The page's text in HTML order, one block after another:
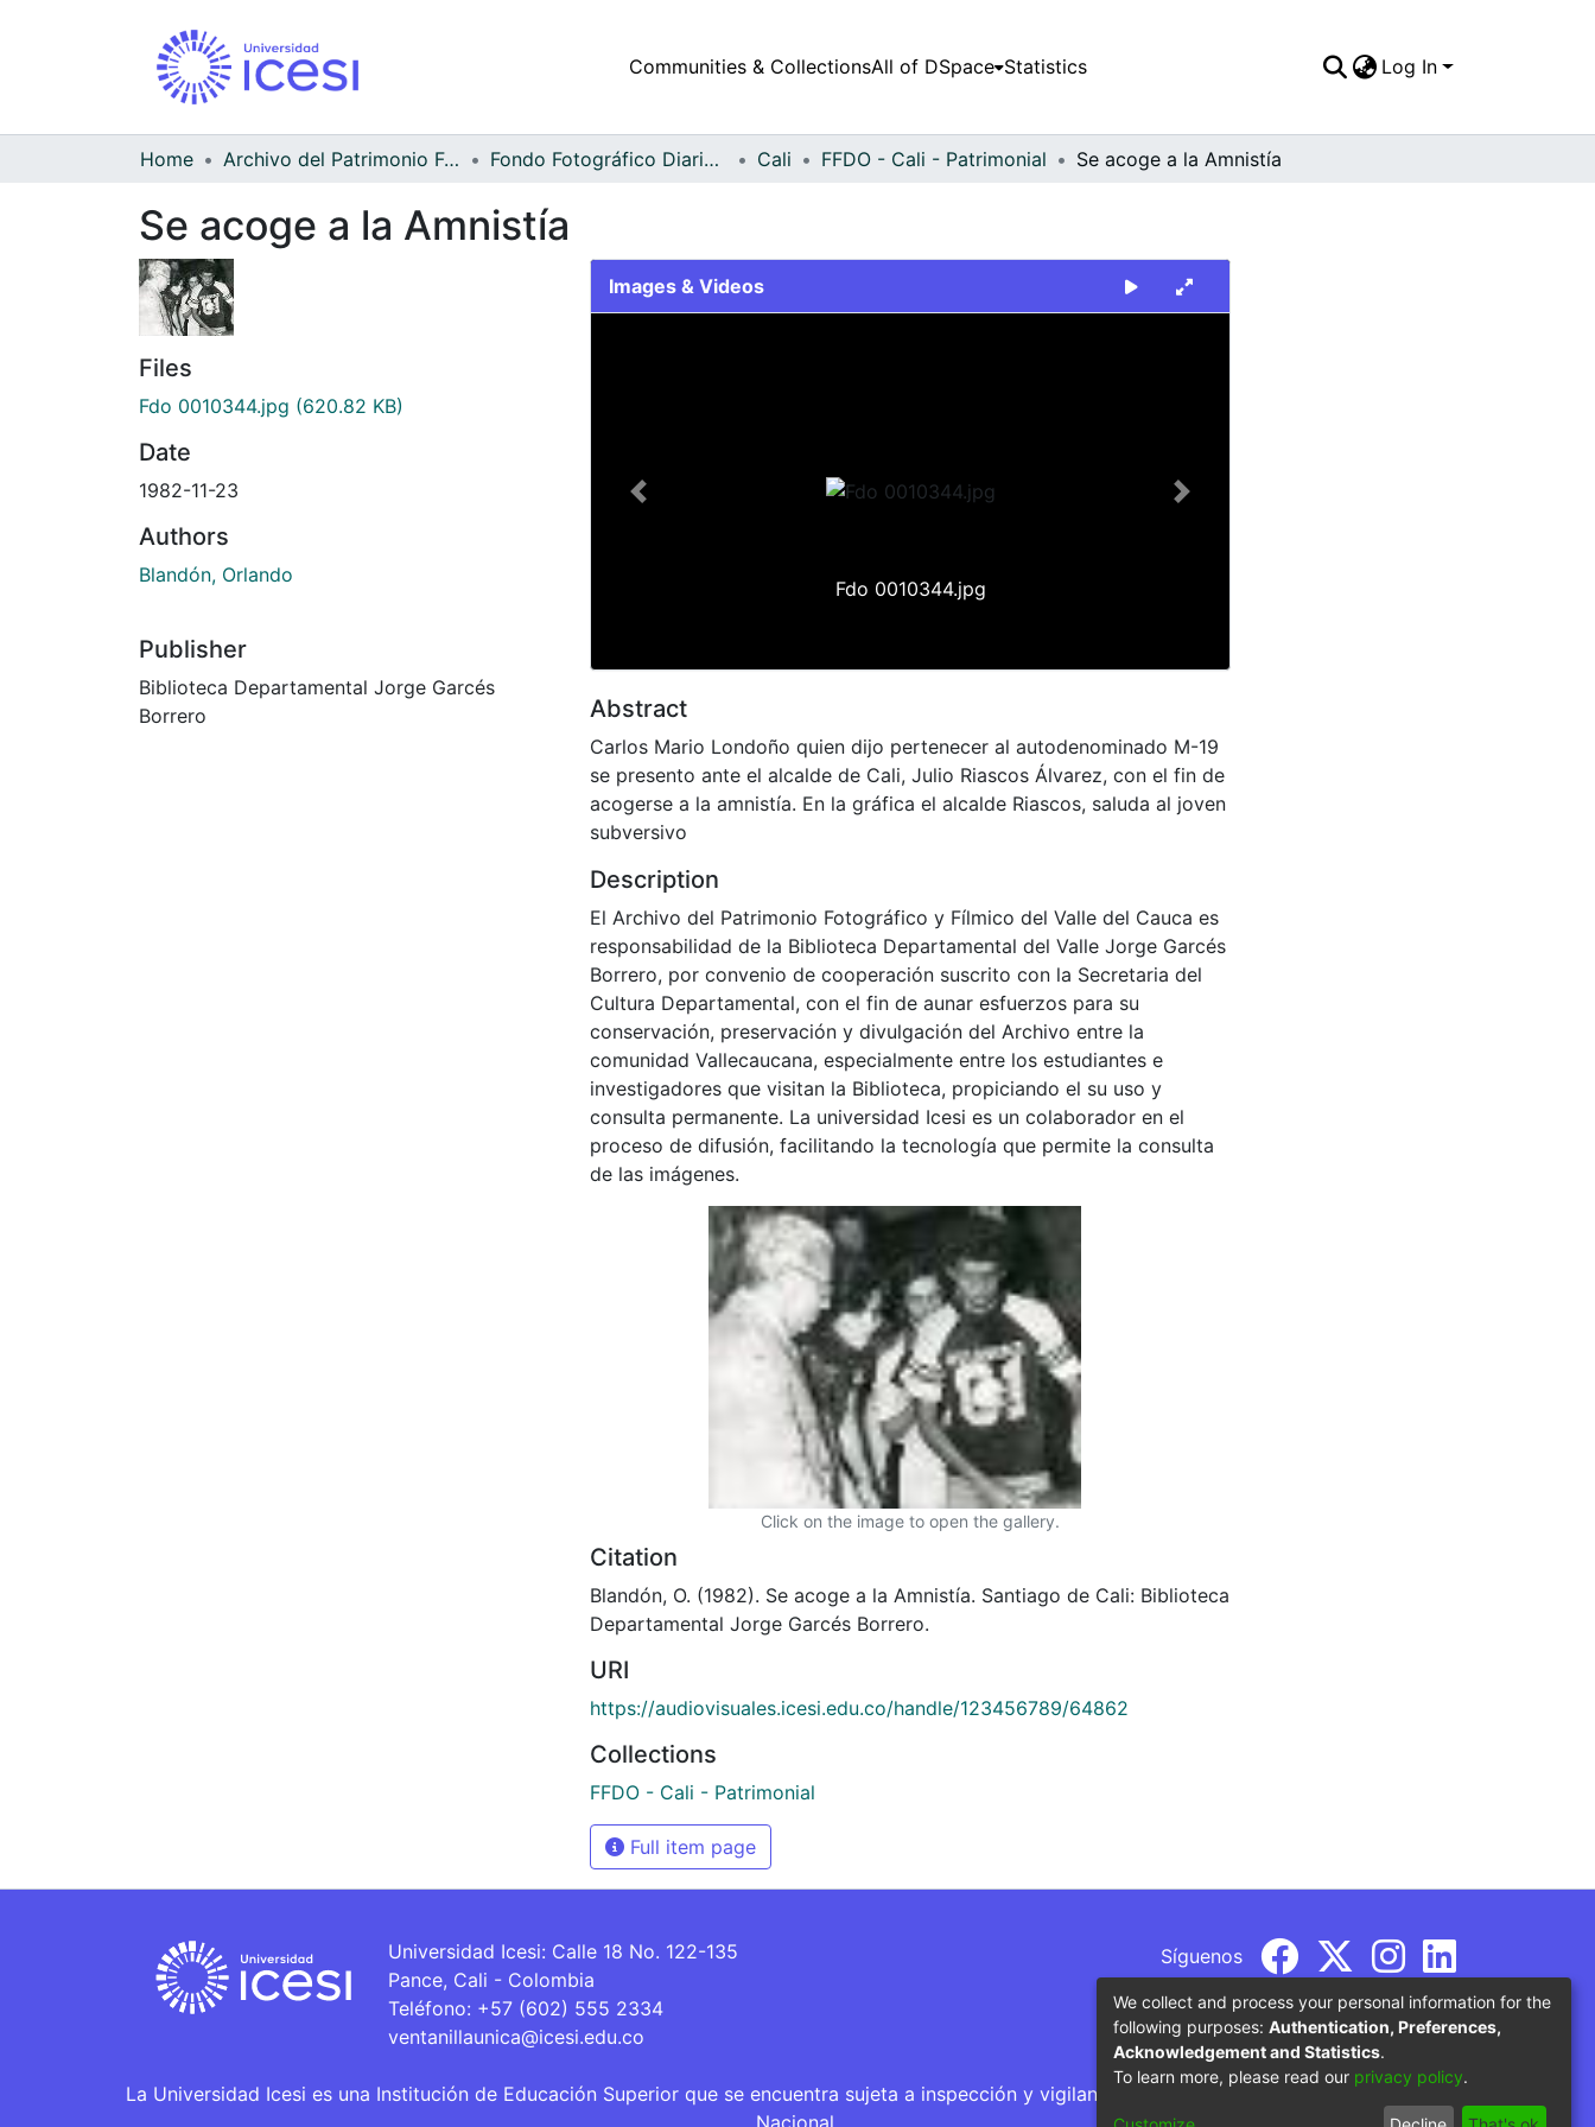
Communities & CollectionsAll of DSpace Statistics Log In
Home Archivo del Patrimonio Fotográfico y Fílmico del Valle del Cauca Fondo Fotográfico Diario Occidente Cali FFDO - Cali - Patrimonial Se acoge a la Amnistía
Se acoge a la Amnistía
Files
Fdo 0010344.jpg (620.82 KB)
Date
1982-11-23
Authors
Blandón, Orlando
Publisher
Biblioteca Departamental Jorge Garcés
Borrero
Images & Videos
Fdo 0010344.jpg
Previous Next
Abstract
Carlos Mario Londoño quien dijo pertenecer al autodenominado M-19
se presento ante el alcalde de Cali, Julio Riascos Álvarez, con el fin de
acogerse a la amnistía. En la gráfica el alcalde Riascos, saluda al joven
subversivo
Description
El Archivo del Patrimonio Fotográfico y Fílmico del Valle del Cauca es
responsabilidad de la Biblioteca Departamental del Valle Jorge Garcés
Borrero, por convenio de cooperación suscrito con la Secretaria del
Cultura Departamental, con el fin de aunar esfuerzos para su
conservación, preservación y divulgación del Archivo entre la
comunidad Vallecaucana, especialmente entre los estudiantes e
investigadores que visitan la Biblioteca, propiciando el su uso y
consulta permanente. La universidad Icesi es un colaborador en el
proceso de difusión, facilitando la tecnología que permite la consulta
de las imágenes.
Click on the image to open the gallery.
Citation
Blandón, O. (1982). Se acoge a la Amnistía. Santiago de Cali: Biblioteca
Departamental Jorge Garcés Borrero.
URI
https://audiovisuales.icesi.edu.co/handle/123456789/64862
Collections
FFDO - Cali - Patrimonial
Full item page
Universidad Icesi: Calle 18 No. 122-135
Pance, Cali - Colombia
Teléfono: +57 (602) 555 2334
ventanillaunica@icesi.edu.co
Síguenos
La Universidad Icesi es una Institución de Educación Superior que se encuentra sujeta a inspección y vigilancia por parte del Ministerio de Educación
Nacional.
We collect and process your personal information for the
following purposes: Authentication, Preferences,
Acknowledgement and Statistics.
To learn more, please read our privacy policy.